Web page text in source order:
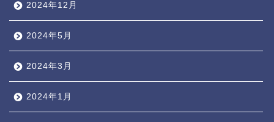
2024年12月
2024年5月
2024年3月
2024年1月